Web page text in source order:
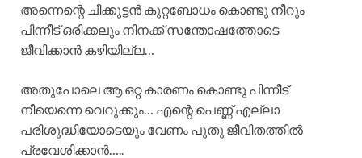
അന്നെന്റെ ചീക്കുട്ടൻ കുറ്റബോധം കൊണ്ടു നീറും
പിന്നീട് ഒരിക്കലും നിനക്ക് സന്തോഷത്തോടെ
ജീവിക്കാൻ കഴിയില്ല…
അതുപോലെ ആ ഒറ്റ കാരണം കൊണ്ടു പിന്നീട്
നീയെന്നെ വെറുക്കും… എന്റെ പെണ്ണ് എല്ലാ
പരിശുദ്ധിയോടെയും വേണം പുതു ജീവിതത്തിൽ
പ്രവേശിക്കാൻ…..